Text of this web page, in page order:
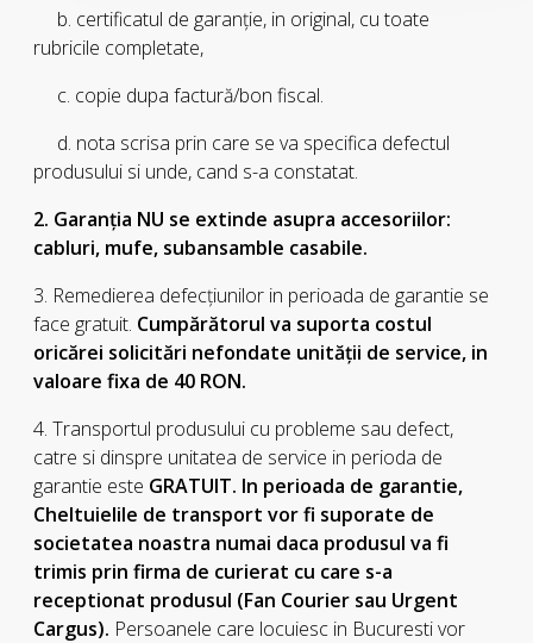
b. certificatul de garanţie, in original, cu toate
rubricile completate,
c. copie dupa factură/bon fiscal.
d. nota scrisa prin care se va specifica defectul
produsului si unde, cand s-a constatat.
2. Garanţia NU se extinde asupra accesoriilor:
cabluri, mufe, subansamble casabile.
3. Remedierea defecţiunilor in perioada de garantie se
face gratuit. Cumpărătorul va suporta costul
oricărei solicitări nefondate unităţii de service, in
valoare fixa de 40 RON.
4. Transportul produsului cu probleme sau defect,
catre si dinspre unitatea de service in perioda de
garantie este GRATUIT. In perioada de garantie,
Cheltuielile de transport vor fi suporate de
societatea noastra numai daca produsul va fi
trimis prin firma de curierat cu care s-a
receptionat produsul (Fan Courier sau Urgent
Cargus). Persoanele care locuiesc in Bucuresti vor